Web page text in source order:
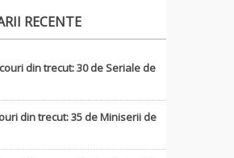
RECENTE
din trecut: 30 de Seriale de
din trecut: 35 de Miniserii de